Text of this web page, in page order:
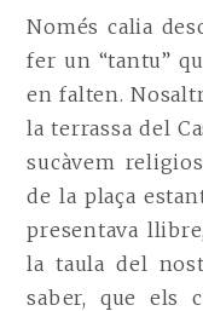
Només calia
fer un “tantu”
en falten.
la terrassa del
sucàvem
de la plaça
presentava
la taula del
saber, que els